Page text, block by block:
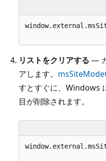
リストをクリアする —
アします。
すとすぐに、Windows
目が削除されます。